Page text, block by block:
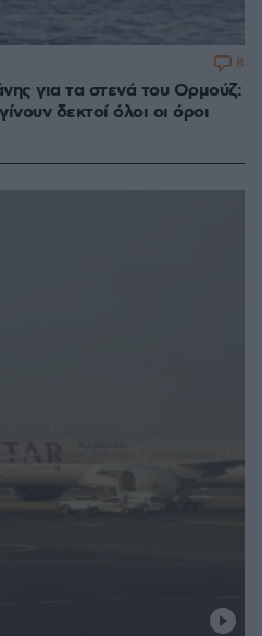
για τα στενά του Ορμούζ:
δεκτοί όλοι οι όροι
8